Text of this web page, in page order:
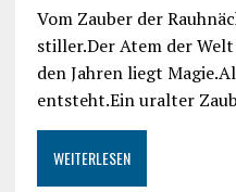
Vom Zauber der
stiller.Der Atem der
den Jahren liegt
entsteht.Ein uralter
WEITERLESEN